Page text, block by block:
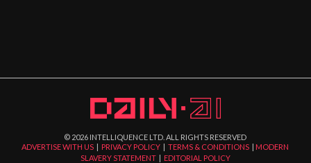
© 2026 INTELLIQUENCE LTD. ALL RIGHTS RESERVED
ADVERTISE WITH US | PRIVACY POLICY |TERMS & CONDITIONS | MODERN
SLAVERY STATEMENT| EDITORIAL POLICY